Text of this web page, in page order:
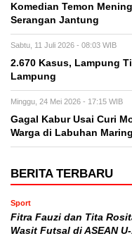
Komedian Temon
Serangan Jantung
Sabtu, 11 Juli 2026 - 08:03 WIB
2.670 Kasus, Lampung
Lampung
Minggu, 24 Mei 2026 - 17:15 WIB
Gagal Kabur Usai Curi
Warga di Labuhan
BERITA TERBARU
Sport
Fitra Fauzi dan Tita
Wasit Futsal di ASEAN